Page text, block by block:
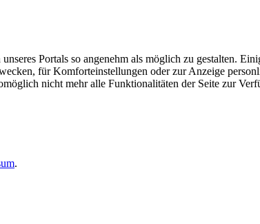
Portals so angenehm als möglich zu gestalten.
für Komforteinstellungen oder zur Anzeige
nicht mehr alle Funktionalitäten der Seite zur
.